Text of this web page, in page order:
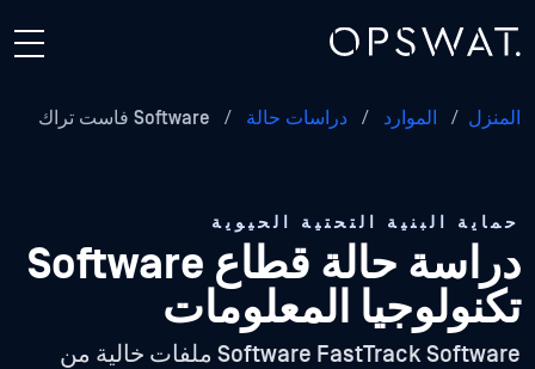
المنزل / الموارد / دراسات حالة /
حماية البنية التحتية الحيوية
دراسة حالة قطاع Software
تكنولوجيا المعلومات
Software FastTrack Software ملفات خالية من